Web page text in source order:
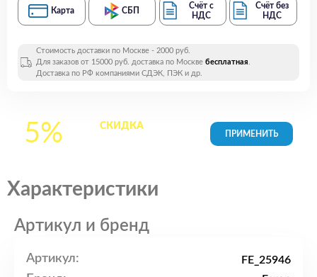
Карта СБП
Счёт с
НДС
Счёт без
НДС
Стоимость доставки по Москве - 2000 руб.
Для заказов от 15000 руб. доставка по Москве бесплатная.
Доставка по РФ компаниями СДЭК, ПЭК и др.
5% СКИДКАна все
Характеристики
Артикул и бренд
Артикул: FE_25946